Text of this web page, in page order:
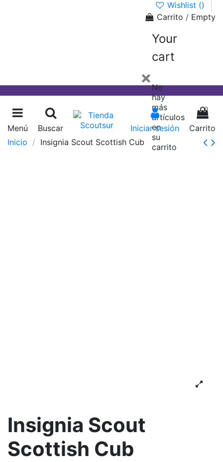
Wishlist ()
Carrito / Empty
Your
cart
×No
hay
más
artículos
en
su
carrito
Menú Buscar Iniciar sesión
0
Carrito
Inicio
Insignia Scout Scottish Cub
Insignia Scout
Scottish Cub